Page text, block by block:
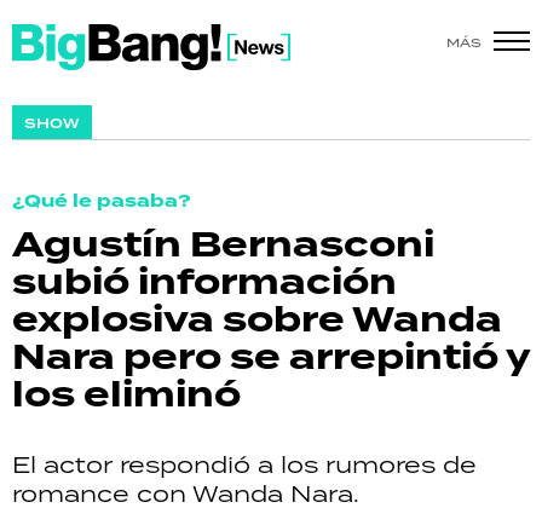
MÁS
SHOW
¿Qué le pasaba?
Agustín Bernasconi
subió información
explosiva sobre Wanda
Nara pero se arrepintió y
los eliminó
El actor respondió a los rumores de
romance con Wanda Nara.
SHOW
ACTUALIDAD
POLICIALES
ECONOMÍA
GRAN HERMANO
SALUD